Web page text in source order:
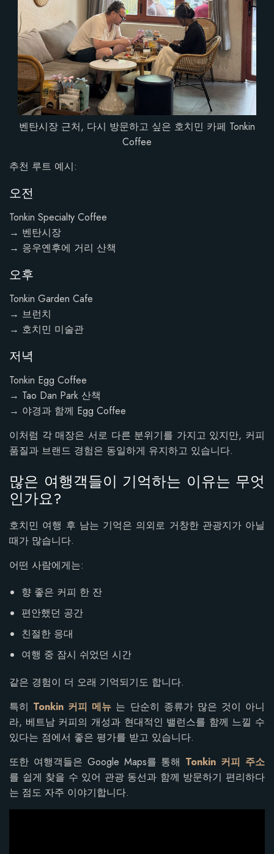
벤탄시장 근처, 다시 방문하고 싶은 호치민 카페 Tonkin
Coffee
추천 루트 예시:
오전
Tonkin Specialty Coffee
→ 벤탄시장
→ 응우옌후에 거리 산책
오후
Tonkin Garden Cafe
→ 브런치
→ 호치민 미술관
저녁
Tonkin Egg Coffee
→ Tao Dan Park 산책
→ 야경과 함께 Egg Coffee
이처럼 각 매장은 서로 다른 분위기를 가지고 있지만, 커피
품질과 브랜드 경험은 동일하게 유지하고 있습니다.
많은 여행객들이 기억하는 이유는 무엇
인가요?
호치민 여행 후 남는 기억은 의외로 거창한 관광지가 아닐
때가 많습니다.
어떤 사람에게는:
향 좋은 커피 한 잔
편안했던 공간
친절한 응대
여행 중 잠시 쉬었던 시간
같은 경험이 더 오래 기억되기도 합니다.
특히 Tonkin 커피 메뉴 는 단순히 종류가 많은 것이 아니
라, 베트남 커피의 개성과 현대적인 밸런스를 함께 느낄 수
있다는 점에서 좋은 평가를 받고 있습니다.
또한 여행객들은 Google Maps를 통해 Tonkin 커피 주소
를 쉽게 찾을 수 있어 관광 동선과 함께 방문하기 편리하다
는 점도 자주 이야기합니다.